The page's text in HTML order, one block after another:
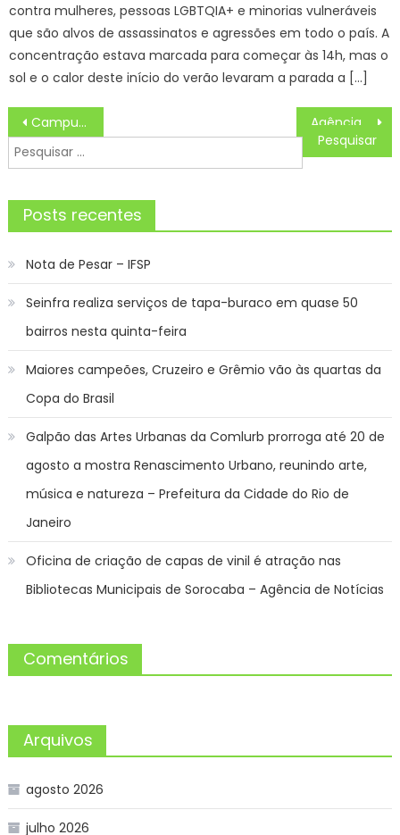
contra mulheres, pessoas LGBTQIA+ e minorias vulneráveis
que são alvos de assassinatos e agressões em todo o país. A
concentração estava marcada para começar às 14h, mas o
sol e o calor deste início do verão levaram a parada a […]
Navegação
de
Post
Campus Bragança inaugura restaurante estudantil – IFSP
Pesquisar
por:
Posts recentes
Nota de Pesar – IFSP
Seinfra realiza serviços de tapa-buraco em quase 50
bairros nesta quinta-feira
Maiores campeões, Cruzeiro e Grêmio vão às quartas da
Copa do Brasil
Galpão das Artes Urbanas da Comlurb prorroga até 20 de
agosto a mostra Renascimento Urbano, reunindo arte,
música e natureza – Prefeitura da Cidade do Rio de
Janeiro
Oficina de criação de capas de vinil é atração nas
Bibliotecas Municipais de Sorocaba – Agência de Notícias
Comentários
Arquivos
agosto 2026
julho 2026